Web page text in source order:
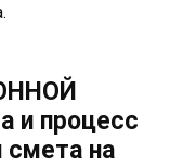
и процесс
смета на